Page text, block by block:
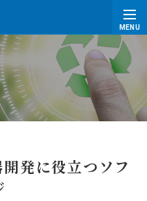
MENU
発に役立つソフ